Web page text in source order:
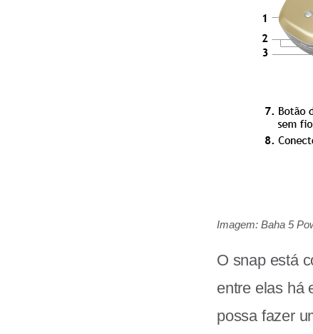
Imagem: Baha 5
O snap está
entre elas há
possa fazer